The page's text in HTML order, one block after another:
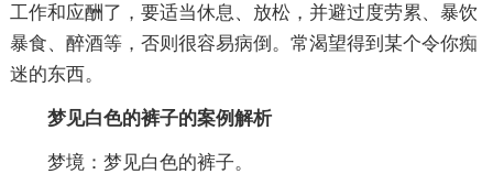
工作和应酬了，要适当休息、放松，并避过度劳累、暴饮
暴食、醉酒等，否则很容易病倒。常渴望得到某个令你痴
迷的东西。
梦见白色的裤子的案例解析
梦境：梦见白色的裤子。